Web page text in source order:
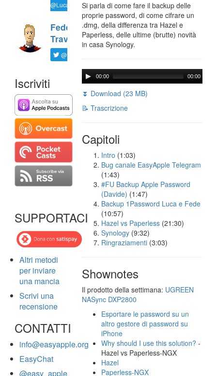
@LucaTNT
Federico
Travaini
@ftrava
Iscriviti
SUPPORTACI
Altri metodi
per inviare
una mancia
Scrivi una
recensione
CONTATTI
info@easyapple.org
EasyChat
@easy_apple
Si parla di come fare il backup delle
proprie password, di come cifrare un
.dmg, della differenza tra Hazel e
Paperless, delle ultime (brutte) novità
in casa Synology.
00:00 00:00
⏬ Download (23 MB)
📝 Trascrizione
Capitoli
Intro (1:03)
Bug canale EasyApple Telegram
(1:43)
#FU Backup Apple Password
(Davide) (1:47)
Backup 1Password Luca e Fede
(10:57)
Hazel vs Paperless (21:30)
Synology (9:32)
Ringraziamenti (3:03)
Shownotes
Il prodotto della settimana: UGREEN
NASync DXP2800
Esportare le password su un
altro gestore di password su
iPhone
Why should I use this solution? -
Hazel vs Paperless-NGX
Hazel
Paperless-NGX